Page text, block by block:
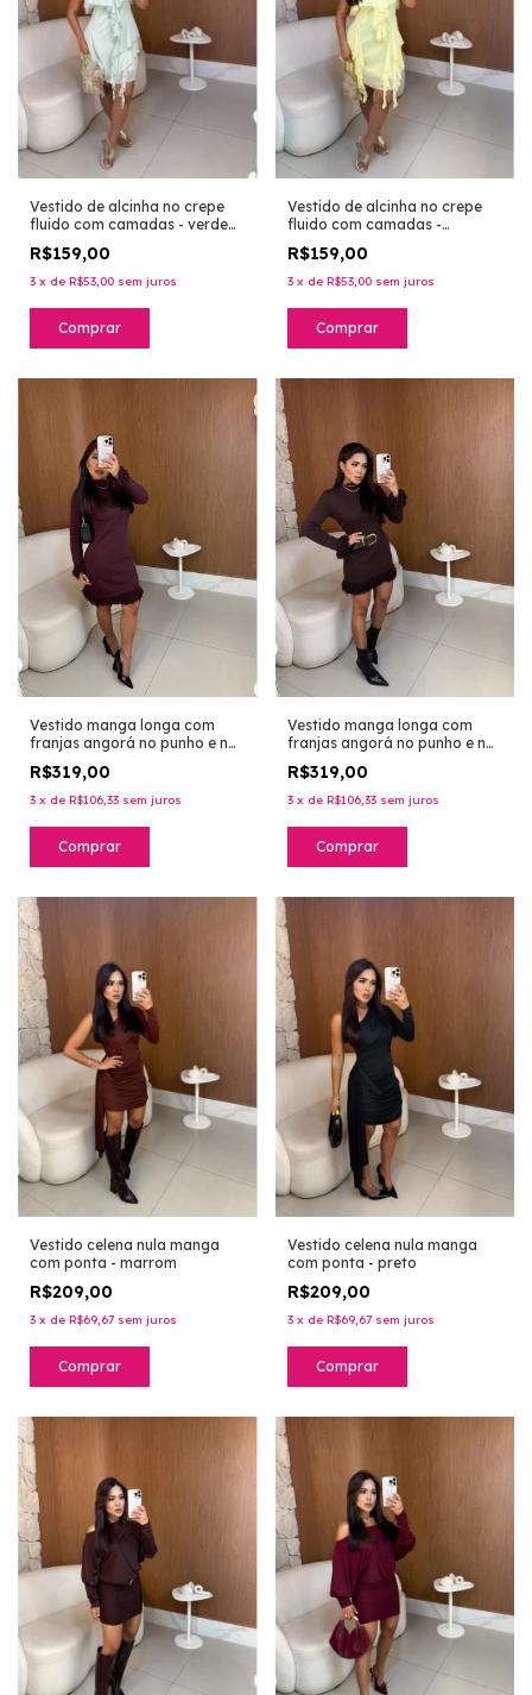
Vestido de alcinha no crepe
fluido com camadas - verde
R$159,00
3 x de R$53,00 sem juros
Comprar
Vestido de alcinha no crepe
fluido com camadas -
R$159,00
3 x de R$53,00 sem juros
Comprar
Vestido manga longa com
franjas angorá no punho e na
barra em tricot premium -
dark berry
R$319,00
3 x de R$106,33 sem juros
Comprar
Vestido manga longa com
franjas angorá no punho e na
barra em tricot premium -
marrom
R$319,00
3 x de R$106,33 sem juros
Comprar
Vestido celena nula manga
com ponta - marrom
R$209,00
3 x de R$69,67 sem juros
Comprar
Vestido celena nula manga
com ponta - preto
R$209,00
3 x de R$69,67 sem juros
Comprar